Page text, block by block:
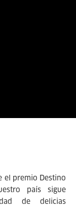
el premio Destino
país sigue
de delicias